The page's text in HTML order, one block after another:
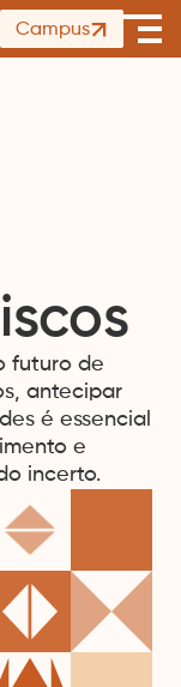
Campus
futuro de
antecipar
é essencial
e
incerto.